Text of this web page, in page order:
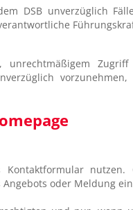
DSB unverzüglich
oder Meldung